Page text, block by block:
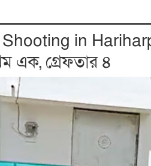
in
এক, গ্রেফতার ৪